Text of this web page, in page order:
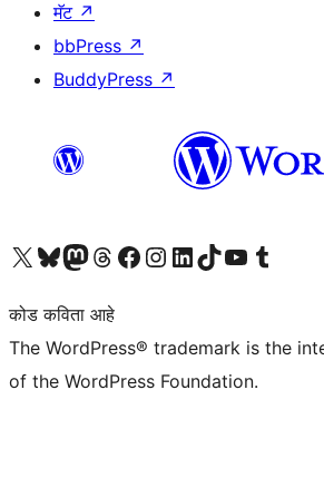
मॅट ↗
bbPress ↗
BuddyPress ↗
आमच्या X (एक्स) (पूर्वीचे ट्विटर) खात्याला भेट द्या आमच्या ब्लूस्की खात्याला भेट द्या.आमच्या Mastodon खात्याला भेट द्या.आमच्या थ्रेड्स खात्याला भेट द्या. आमच्या फेसबुक पेजला भेट द्या आमच्या इंस्टाग्राम खात्याला भेट द्या आमच्या लिंक्डइन खात्याला भेट द्या आमच्या टिकटॉक अकाउंटला भेट द्या.आमच्या यूट्यूब चॅनेलला भेट द्या आमच्या टंबलर खात्याला भेट द्या.
कोड कविता आहे
The WordPress® trademark is the
of the WordPress Foundation.